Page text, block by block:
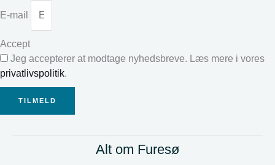
E-mail
Accept
Jeg accepterer at modtage nyhedsbreve. Læs mere i vores
privatlivspolitik.
TILMELD
Alt om Furesø